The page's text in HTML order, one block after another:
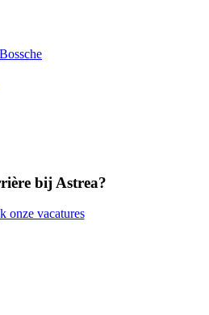
bij Astrea?
onze vacatures